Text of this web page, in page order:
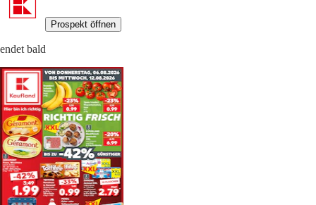
Prospekt öffnen
endet bald